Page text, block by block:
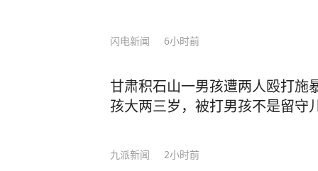
中国的逻辑不是国家之间的竞争，而是文明体系的重
下来的文明体系，而不是单纯的领土或政府形式。” 从盘古
卫衔石填海的执着，再到刑天断头
了文明基因的根本差异。 当西方人等待神明赐予火种时，中国先民早已在钻木取火的
闪电新闻 6小时前
甘肃积石山一男孩遭两人殴打施
孩大两三岁，被打男孩不是留守
九派新闻 2小时前